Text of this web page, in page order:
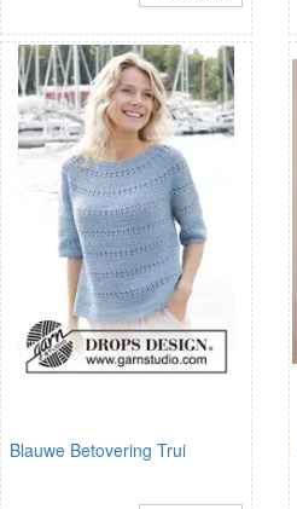
Blauwe Betovering Trui